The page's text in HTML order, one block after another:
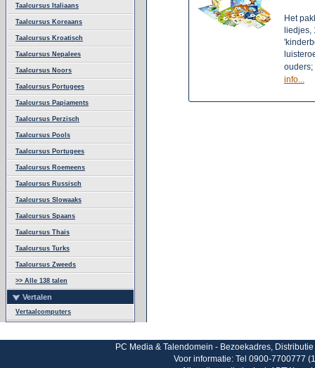
Taalcursus Italiaans
Taalcursus Koreaans
Taalcursus Kroatisch
Taalcursus Nepalees
Taalcursus Noors
Taalcursus Portugees
Taalcursus Papiaments
Taalcursus Perzisch
Taalcursus Pools
Taalcursus Portugees
Taalcursus Roemeens
Taalcursus Russisch
Taalcursus Slowaaks
Taalcursus Spaans
Taalcursus Thais
Taalcursus Turks
Taalcursus Zweeds
>> Alle 138 talen
Vertalen
Vertaalcomputers
Het
liedjes,
info...
PC Media & Talendomein - Bezoekadres,
Voor informatie: Tel 0900-7700777